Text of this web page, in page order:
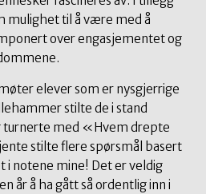
mulighet til å være med å
over engasjementet og
elever som er nysgjerrige
stilte de i stand
turnerte med «Hvem drepte
stilte flere spørsmål basert
i notene mine! Det er veldig
år å ha gått så ordentlig inn i